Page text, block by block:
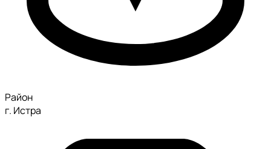
Район
г. Истра